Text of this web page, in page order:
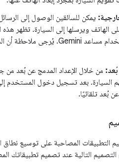
يمكن للسائقين الوصول إلى
الهاتف ويرسلها إلى السيارة. تظهر
من خلال الإعداد المدمج عن بُعد من
السيارة. بعد تسجيل دخول المستخدم
بُعد تلقائيًا.
التطبيقات المصاحبة على توسيع نطاق
التصميم التالية عند تصميم تطبيقاتك